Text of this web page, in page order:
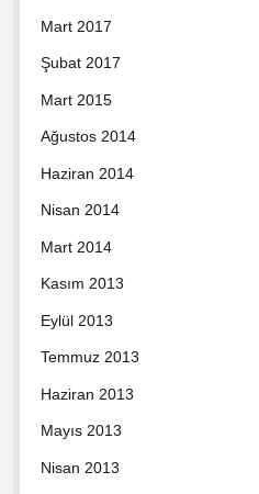
Mart 2017
Şubat 2017
Mart 2015
Ağustos 2014
Haziran 2014
Nisan 2014
Mart 2014
Kasım 2013
Eylül 2013
Temmuz 2013
Haziran 2013
Mayıs 2013
Nisan 2013